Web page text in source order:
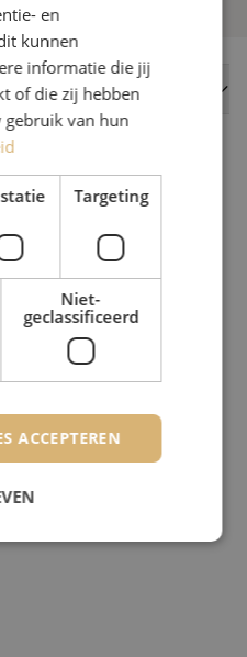
goten
en
kunnen
informatie die jij
of die zij hebben
van hun
Targeting
Niet-
geclassificeerd
ACCEPTEREN